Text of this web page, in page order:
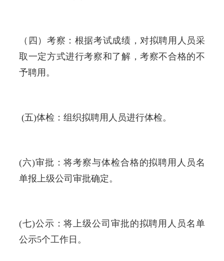
（四）考察：根据考试成绩，对拟聘用人员采
取一定方式进行考察和了解，考察不合格的不
予聘用。
(五)体检：组织拟聘用人员进行体检。
(六)审批：将考察与体检合格的拟聘用人员名
单报上级公司审批确定。
(七)公示：将上级公司审批的拟聘用人员名单
公示5个工作日。